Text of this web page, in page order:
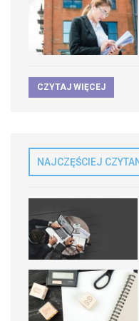
CZYTAJ WIĘCEJ
NAJCZĘŚCIEJ